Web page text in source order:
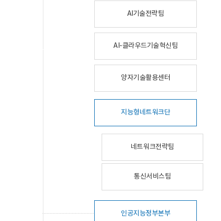
AI기술전략팀
AI-클라우드기술혁신팀
양자기술활용센터
지능형네트워크단
네트워크전략팀
통신서비스팀
인공지능정부본부